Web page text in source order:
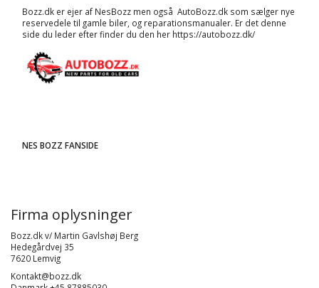
Bozz.dk er ejer af NesBozz men også AutoBozz.dk som sælger nye
reservedele til gamle biler, og reparationsmanualer. Er det denne
side du leder efter finder du den her https://autobozz.dk/
NES BOZZ FANSIDE
Firma oplysninger
Bozz.dk v/ Martin Gavlshøj Berg
Hedegårdvej 35
7620 Lemvig
Kontakt@bozz.dk